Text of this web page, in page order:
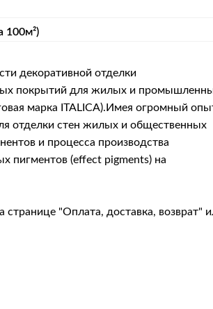
100м²)
декоративной отделки
покрытий для жилых и
марка ITALICA).Имея огромный
отделки стен жилых и общественных
и процесса производства
пигментов (effect pigments) на
странице "Оплата, доставка, возврат"